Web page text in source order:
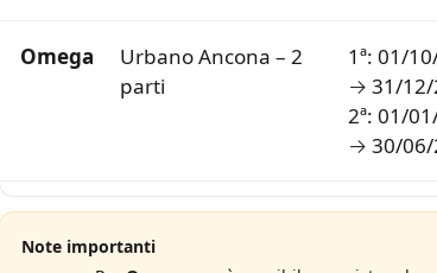
Omega
Urbano Ancona – 2
parti
1ª: 01/
→ 31/12/
2ª: 01/
→ 30/06/
Note importanti